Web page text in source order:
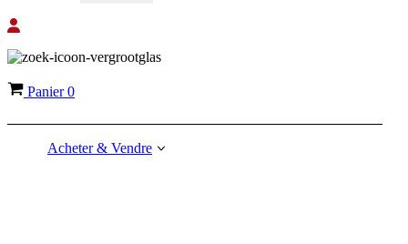
Panier0
Acheter & Vendre